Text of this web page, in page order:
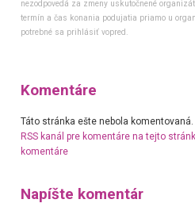
nezodpovedá za zmeny uskutočnené
termín a čas konania podujatia priamo u
potrebné sa prihlásiť vopred.
Komentáre
Táto stránka ešte nebola komentovaná.
RSS kanál pre komentáre na tejto
komentáre
Napíšte komentár